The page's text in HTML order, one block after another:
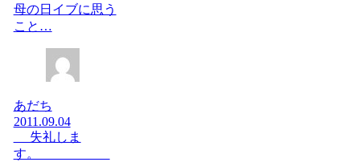
母の日イブに思う
こと…
あだち
2011.09.04
失礼しま
す。